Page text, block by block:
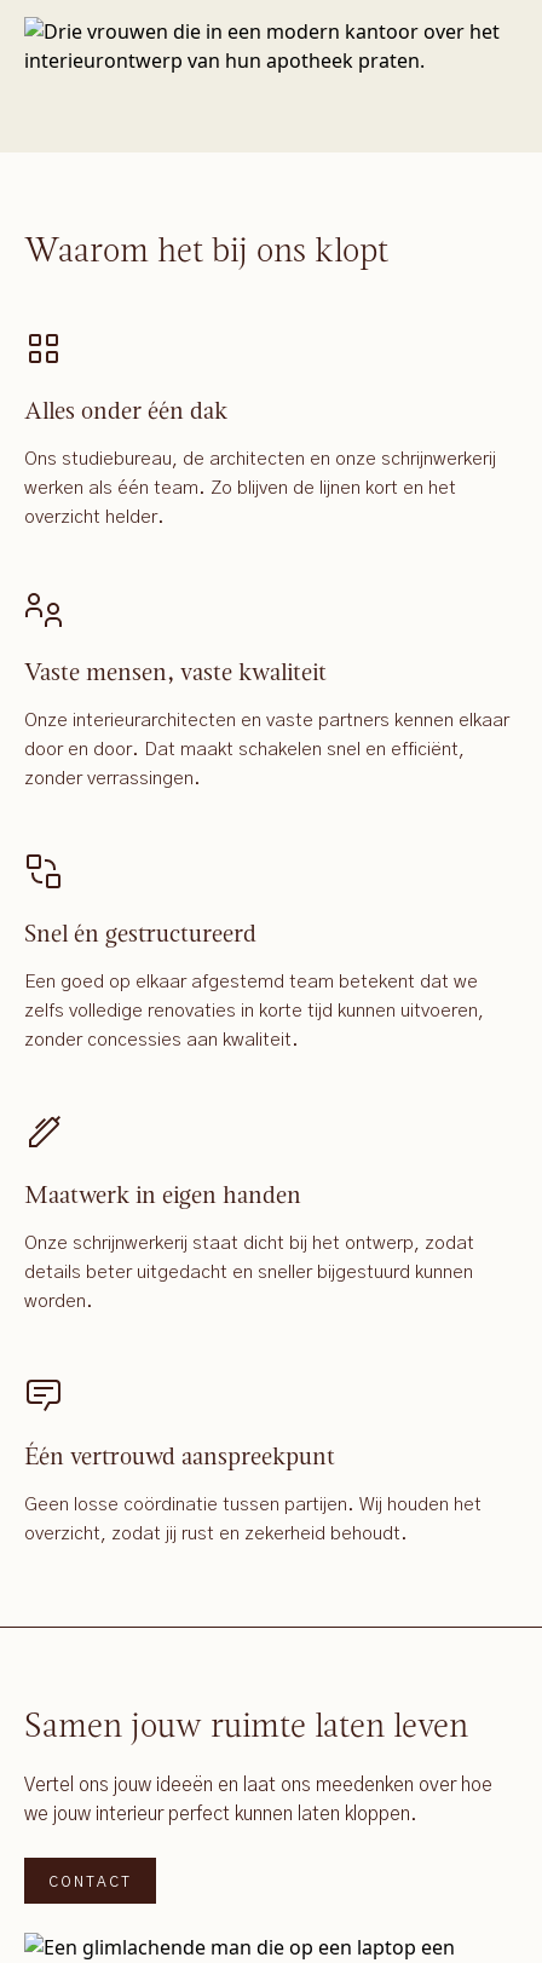
Waarom het bij ons klopt
Alles onder één dak
Ons studiebureau, de architecten en onze schrijnwerkerij
werken als één team. Zo blijven de lijnen kort en het
overzicht helder.
Vaste mensen, vaste kwaliteit
Onze interieurarchitecten en vaste partners kennen elkaar
door en door. Dat maakt schakelen snel en efficiënt,
zonder verrassingen.
Snel én gestructureerd
Een goed op elkaar afgestemd team betekent dat we
zelfs volledige renovaties in korte tijd kunnen uitvoeren,
zonder concessies aan kwaliteit.
Maatwerk in eigen handen
Onze schrijnwerkerij staat dicht bij het ontwerp, zodat
details beter uitgedacht en sneller bijgestuurd kunnen
worden.
Één vertrouwd aanspreekpunt
Geen losse coördinatie tussen partijen. Wij houden het
overzicht, zodat jij rust en zekerheid behoudt.
Samen jouw ruimte laten leven
Vertel ons jouw ideeën en laat ons meedenken over hoe
we jouw interieur perfect kunnen laten kloppen.
CONTACT